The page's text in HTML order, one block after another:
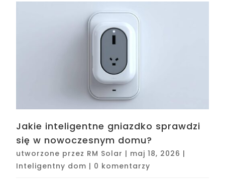
Jakie inteligentne gniazdko sprawdzi
się w nowoczesnym domu?
utworzone przez RM Solar | maj 18, 2026 |
Inteligentny dom | 0 komentarzy